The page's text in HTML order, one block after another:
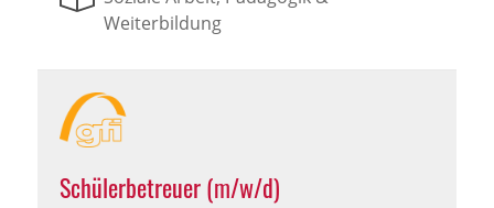
Weiterbildung
Schülerbetreuer (m/w/d)